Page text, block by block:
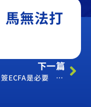
馬無法打
下一篇
學者：簽ECFA是必要 但非只靠它